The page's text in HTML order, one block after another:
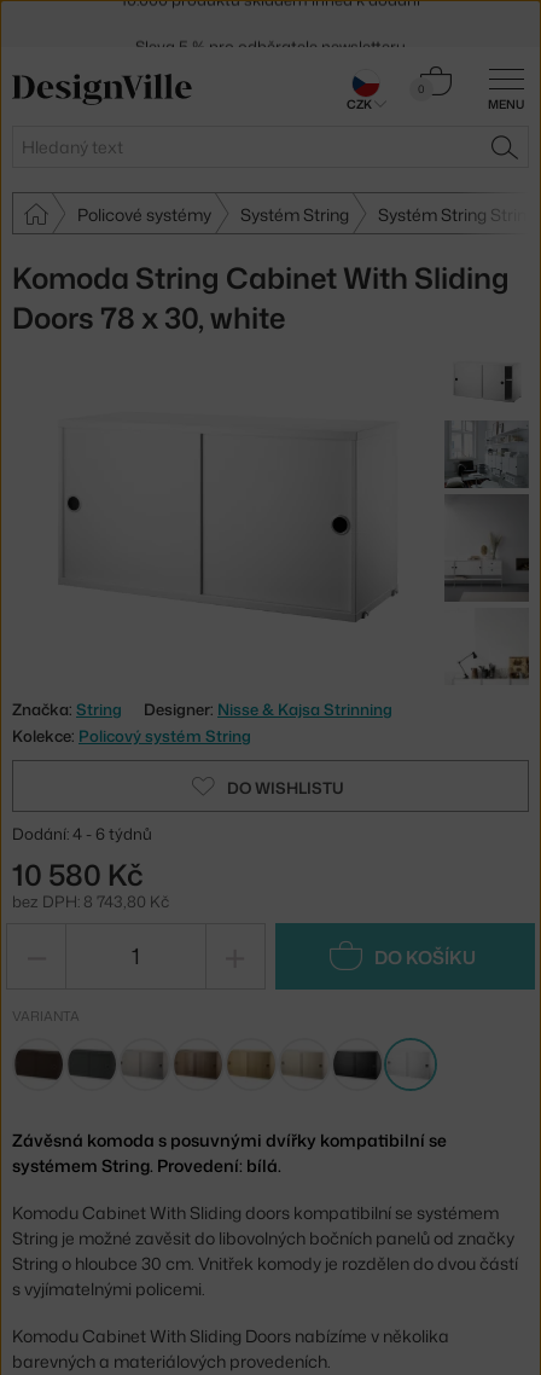
MENU
Hledat
0
Košík
Policové systémy Systém String Systém String String
Komoda String Cabinet With Sliding
Doors 78 x 30, white
Značka: String Designer: Nisse & Kajsa Strinning
Kolekce: Policový systém String
DO WISHLISTU
Dodání: 4 - 6 týdnů
10 580 Kč
bez DPH: 8 743,80 Kč
DO KOŠÍKU
VARIANTA
Závěsná komoda s posuvnými dvířky kompatibilní se
systémem String. Provedení: bílá.
Komodu Cabinet With Sliding doors kompatibilní se systémem
String je možné zavěsit do libovolných bočních panelů od značky
String o hloubce 30 cm. Vnitřek komody je rozdělen do dvou částí
s vyjímatelnými policemi.
Komodu Cabinet With Sliding Doors nabízíme v několika
barevných a materiálových provedeních.
30 dní na vrácení zboží
CZK